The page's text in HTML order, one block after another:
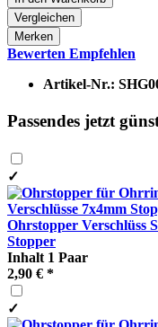
Vergleichen
Merken
Bewerten Empfehlen
Artikel-Nr.:
Passendes jetzt
✓
Ohrstopper Verschlüss
Stopper
Inhalt 1 Paar
2,90 € *
✓